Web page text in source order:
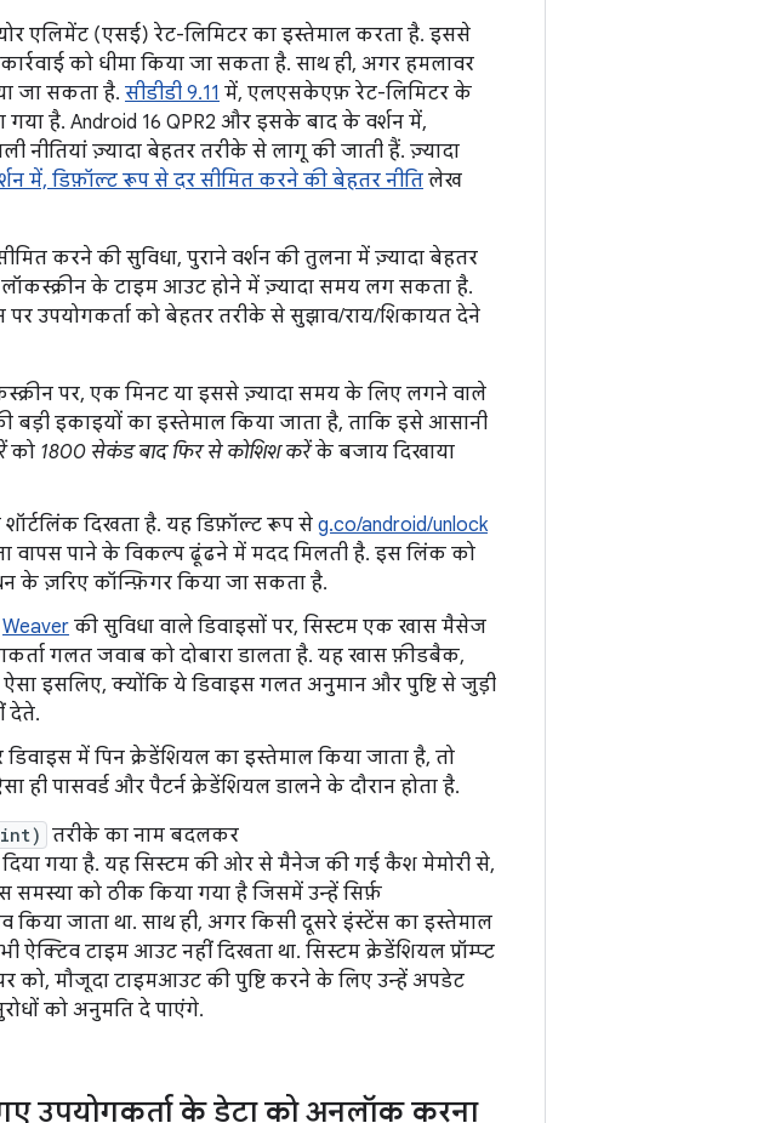
एलिमेंट (एसई) रेट-लिमिटर का इस्तेमाल करता है. इससे
को धीमा किया जा सकता है. साथ ही, अगर हमलावर
जा सकता है. सीडीडी 9.11 में, एलएसकेएफ़ रेट-लिमिटर के
गया है. Android 16 QPR2 और इसके बाद के वर्शन में,
नीतियां ज़्यादा बेहतर तरीके से लागू की जाती हैं. ज़्यादा
में, डिफ़ॉल्ट रूप से दर सीमित करने की बेहतर नीति लेख
करने की सुविधा, पुराने वर्शन की तुलना में ज़्यादा बेहतर
के टाइम आउट होने में ज़्यादा समय लग सकता है.
उपयोगकर्ता को बेहतर तरीके से सुझाव/राय/शिकायत देने
पर, एक मिनट या इससे ज़्यादा समय के लिए लगने वाले
इकाइयों का इस्तेमाल किया जाता है, ताकि इसे आसानी
को 1800 सेकंड बाद फिर से कोशिश करेंके बजाय दिखाया
दिखता है. यह डिफ़ॉल्ट रूप से g.co/android/unlock
वापस पाने के विकल्प ढूंढने में मदद मिलती है. इस लिंक को
के ज़रिए कॉन्फ़िगर किया जा सकता है.
Weaver की सुविधा वाले डिवाइसों पर, सिस्टम एक खास मैसेज
गलत जवाब को दोबारा डालता है. यह खास फ़ीडबैक,
ऐसा इसलिए, क्योंकि ये डिवाइस गलत अनुमान और पुष्टि से जुड़ी
देते.
में पिन क्रेडेंशियल का इस्तेमाल किया जाता है, तो
ही पासवर्ड और पैटर्न क्रेडेंशियल डालने के दौरान होता है.
तरीके का नाम बदलकर
गया है. यह सिस्टम की ओर से मैनेज की गई कैश मेमोरी से,
को ठीक किया गया है जिसमें उन्हें सिर्फ़
जाता था. साथ ही, अगर किसी दूसरे इंस्टेंस का इस्तेमाल
टाइम आउट नहीं दिखता था. सिस्टम क्रेडेंशियल प्रॉम्प्ट
को, मौजूदा टाइमआउट की पुष्टि करने के लिए उन्हें अपडेट
को अनुमति दे पाएंगे.
उपयोगकर्ता के डेटा को अनलॉक करना